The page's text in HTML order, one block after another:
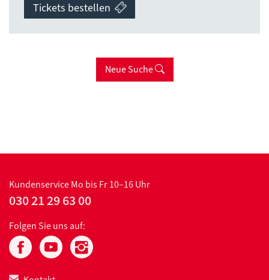
Tickets bestellen
Neue Suche
KundenserviceMo bis Fr 10–16 Uhr
030 21 29 63 00
Folgen Sie uns auf: